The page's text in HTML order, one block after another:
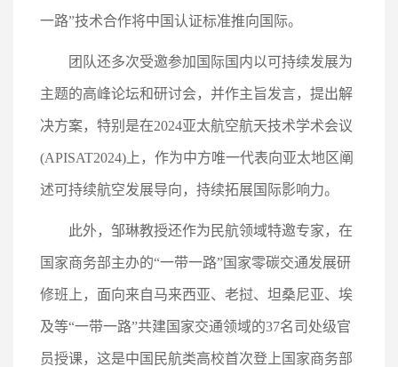
一路”技术合作将中国认证标准推向国际。
团队还多次受邀参加国际国内以可持续发展为
主题的高峰论坛和研讨会，并作主旨发言，提出解
决方案，特别是在2024亚太航空航天技术学术会议
(APISAT2024)上，作为中方唯一代表向亚太地区阐
述可持续航空发展导向，持续拓展国际影响力。
此外，邹琳教授还作为民航领域特邀专家，在
国家商务部主办的“一带一路”国家零碳交通发展研
修班上，面向来自马来西亚、老挝、坦桑尼亚、埃
及等“一带一路”共建国家交通领域的37名司处级官
员授课，这是中国民航类高校首次登上国家商务部